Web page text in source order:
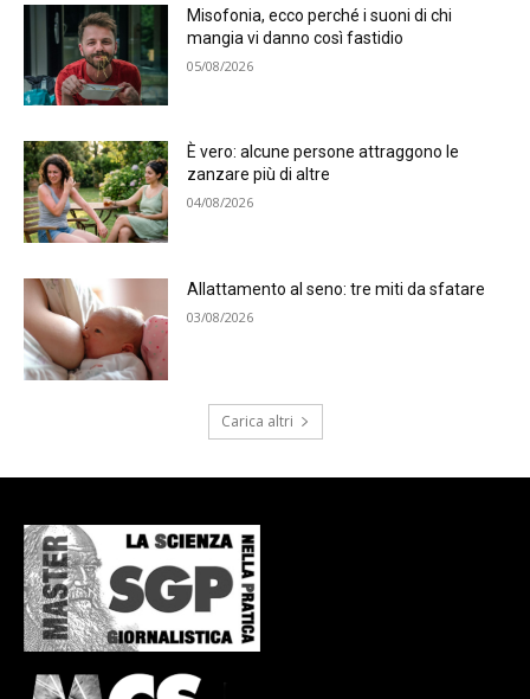
Misofonia, ecco perché i suoni di chi
mangia vi danno così fastidio
05/08/2026
È vero: alcune persone attraggono le
zanzare più di altre
04/08/2026
Allattamento al seno: tre miti da sfatare
03/08/2026
Carica altri